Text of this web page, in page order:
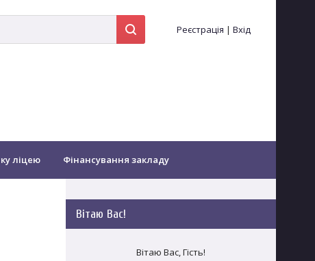
Реєстрація | Вхід
ліцею Фінансування закладу
Оздоровлення
Вітаю Вас!
Вітаю Вас,Гість!